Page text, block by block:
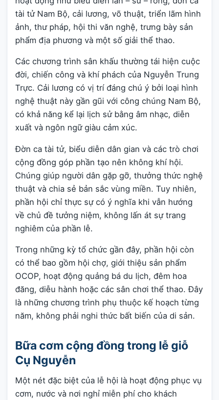
tài tử Nam Bộ, cải lương, võ thuật, triển lãm hình
ảnh, thư pháp, hội thi văn nghệ, trưng bày sản
phẩm địa phương và một số giải thể thao.
Các chương trình sân khấu thường tái hiện cuộc
đời, chiến công và khí phách của Nguyễn Trung
Trực. Cải lương có vị trí đáng chú ý bởi loại hình
nghệ thuật này gần gũi với công chúng Nam Bộ,
có khả năng kể lại lịch sử bằng âm nhạc, diễn
xuất và ngôn ngữ giàu cảm xúc.
Đờn ca tài tử, biểu diễn dân gian và các trò chơi
cộng đồng góp phần tạo nên không khí hội.
Chúng giúp người dân gặp gỡ, thưởng thức nghệ
thuật và chia sẻ bản sắc vùng miền. Tuy nhiên,
phần hội chỉ thực sự có ý nghĩa khi vẫn hướng
về chủ đề tưởng niệm, không lấn át sự trang
nghiêm của phần lễ.
Trong những kỳ tổ chức gần đây, phần hội còn
có thể bao gồm hội chợ, giới thiệu sản phẩm
OCOP, hoạt động quảng bá du lịch, đêm hoa
đăng, diễu hành hoặc các sân chơi thể thao. Đây
là những chương trình phụ thuộc kế hoạch từng
năm, không phải nghi thức bất biến của di sản.
Bữa cơm cộng đồng trong lễ giỗ
Cụ Nguyễn
Một nét đặc biệt của lễ hội là hoạt động phục vụ
cơm, nước và nơi nghỉ miễn phí cho khách